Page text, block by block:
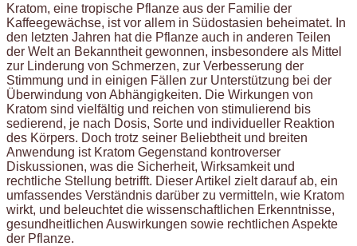
Kratom, eine tropische Pflanze aus der Familie der
Kaffeegewächse, ist vor allem in Südostasien beheimatet. In
den letzten Jahren hat die Pflanze auch in anderen Teilen
der Welt an Bekanntheit gewonnen, insbesondere als Mittel
zur Linderung von Schmerzen, zur Verbesserung der
Stimmung und in einigen Fällen zur Unterstützung bei der
Überwindung von Abhängigkeiten. Die Wirkungen von
Kratom sind vielfältig und reichen von stimulierend bis
sedierend, je nach Dosis, Sorte und individueller Reaktion
des Körpers. Doch trotz seiner Beliebtheit und breiten
Anwendung ist Kratom Gegenstand kontroverser
Diskussionen, was die Sicherheit, Wirksamkeit und
rechtliche Stellung betrifft. Dieser Artikel zielt darauf ab, ein
umfassendes Verständnis darüber zu vermitteln, wie Kratom
wirkt, und beleuchtet die wissenschaftlichen Erkenntnisse,
gesundheitlichen Auswirkungen sowie rechtlichen Aspekte
der Pflanze.